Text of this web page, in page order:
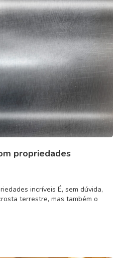
propriedades
incríveis É, sem dúvida,
terrestre, mas também o